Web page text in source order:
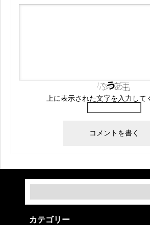
上に表示された文字を入力して
カテゴリー